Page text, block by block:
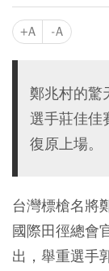
+A -A
鄭兆村的驚
選手莊佳佳
復原上場。
台灣標槍名將
國際田徑總會
出，舉重選手